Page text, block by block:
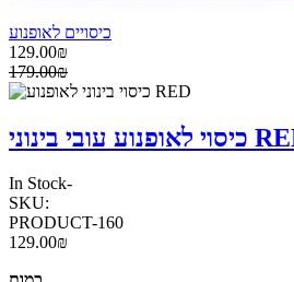
כיסויים לאופנוע
129.00₪
179.00₪
In Stock-
SKU:
PRODUCT-160
129.00₪